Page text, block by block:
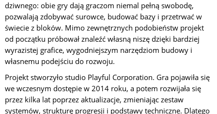
dziwnego: obie gry dają graczom niemal pełną swobodę,
pozwalają zdobywać surowce, budować bazy i przetrwać w
świecie z bloków. Mimo zewnętrznych podobieństw projekt
od początku próbował znaleźć własną niszę dzięki bardziej
wyrazistej grafice, wygodniejszym narzędziom budowy i
własnemu podejściu do rozwoju.
Projekt stworzyło studio Playful Corporation. Gra pojawiła się
we wczesnym dostępie w 2014 roku, a potem rozwijała się
przez kilka lat poprzez aktualizacje, zmieniając zestaw
systemów, strukturę progresji i podstawy techniczne. Dlatego